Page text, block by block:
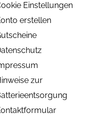
Einstellungen
erstellen
zur